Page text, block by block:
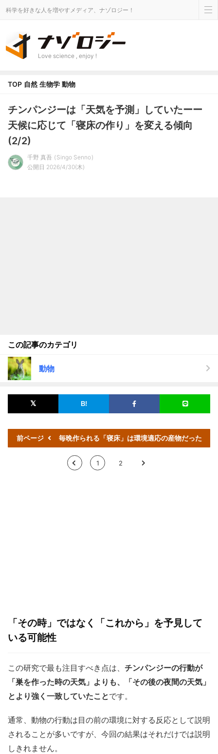
科学を好きな人を増やすメディア、ナゾロジー！
Love science , enjoy !
TOP 自然 生物学 動物
チンパンジーは「天気を予測」していたーー
天候に応じて「寝床の作り」を変える傾向
(2/2)
千野 真吾
Singo Senno
公開日 2026/4/30(木)
この記事のカテゴリ
動物
前ページ 毎晩作られる「寝床」は環境適応の産物だった
< 1 2 >
「その時」ではなく「これから」を予見して
いる可能性
この研究で最も注目すべき点は、 チンパンジーの行動が
「巣を作った時の天気」よりも、「その後の夜間の天気」
とより強く一致していたことです。
通常、動物の行動は目の前の環境に対する反応として説明
されることが多いですが、今回の結果はそれだけでは説明
しきれません。